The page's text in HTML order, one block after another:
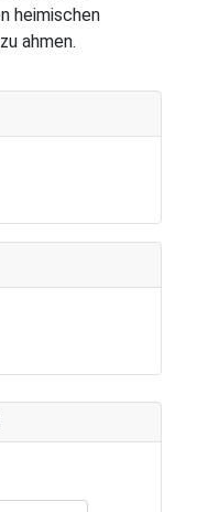
heimischen
ahmen.